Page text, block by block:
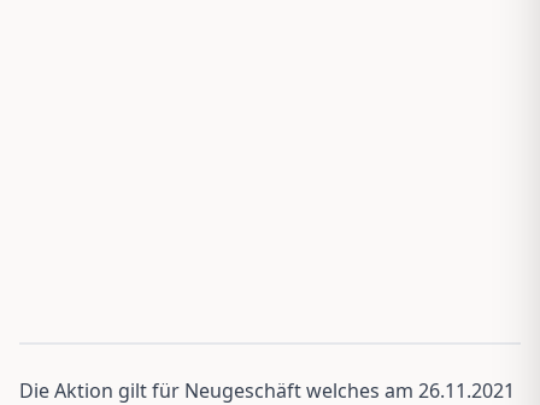
Die Aktion gilt für Neugeschäft welches am 26.11.2021